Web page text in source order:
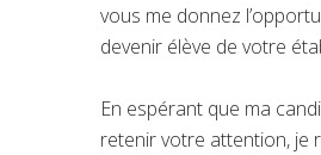
vous me donnez
devenir élève de votre
En espérant que ma
retenir votre attention, je